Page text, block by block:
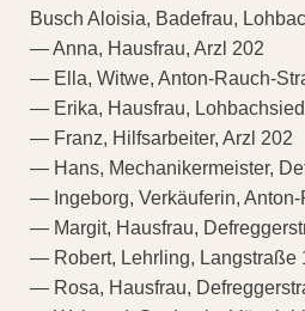
Busch Aloisia, Badefrau,
— Anna, Hausfrau, Arzl 202
— Ella, Witwe, Anton-Rauch-
— Erika, Hausfrau,
— Franz, Hilfsarbeiter, Arzl 202
— Hans, Mechanikermeister,
— Ingeborg, Verkäuferin,
— Margit, Hausfrau,
— Robert, Lehrling, Langstraße
— Rosa, Hausfrau,